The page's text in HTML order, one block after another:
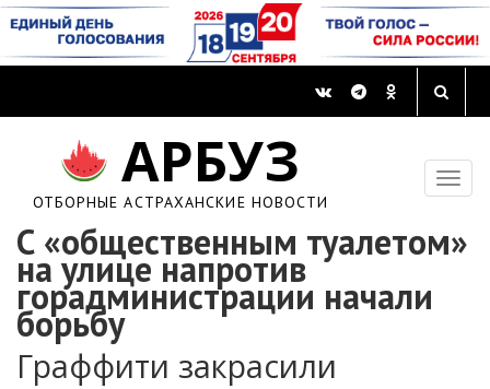
АРБУЗ
ОТБОРНЫЕ АСТРАХАНСКИЕ НОВОСТИ
С «общественным туалетом»
на улице напротив
горадминистрации начали
борьбу
Граффити закрасили